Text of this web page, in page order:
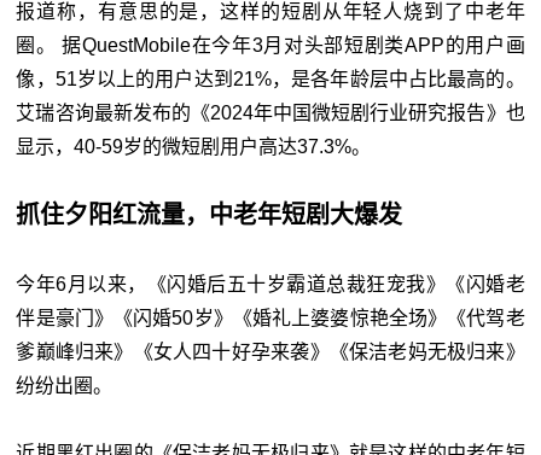
报道称，有意思的是，这样的短剧从年轻人烧到了中老年
圈。 据QuestMobile在今年3月对头部短剧类APP的用户画
像，51岁以上的用户达到21%，是各年龄层中占比最高的。
艾瑞咨询最新发布的《2024年中国微短剧行业研究报告》也
显示，40-59岁的微短剧用户高达37.3%。
抓住夕阳红流量，中老年短剧大爆发
今年6月以来，《闪婚后五十岁霸道总裁狂宠我》《闪婚老
伴是豪门》《闪婚50岁》《婚礼上婆婆惊艳全场》《代驾老
爹巅峰归来》《女人四十好孕来袭》《保洁老妈无极归来》
纷纷出圈。